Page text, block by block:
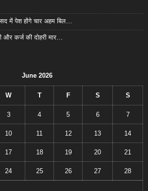
में पेश होंगे चार अहम बिल…
और कर्ज की दोहरी मार…
June 2026
W T F S S
3 4 5 6 7
10 11 12 13 14
17 18 19 20 21
24 25 26 27 28